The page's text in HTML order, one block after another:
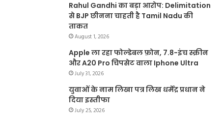
Rahul Gandhi का बड़ा आरोप: Delimitation
से BJP छीनना चाहती है Tamil Nadu की
ताकत
August 1, 2026
Apple ला रहा फोल्डेबल फ़ोन, 7.8-इंच स्क्रीन
और A20 Pro चिपसेट वाला Iphone Ultra
July 31, 2026
युवाओं के नाम लिखा पत्र लिख धर्मेंद्र प्रधान ने
दिया इस्तीफा
July 25, 2026